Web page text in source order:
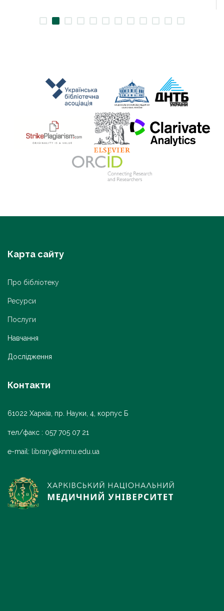
Карта сайту
Про бібліотеку
Ресурси
Послуги
Навчання
Дослідження
Контакти
61022 Харків, пр. Науки, 4, корпус Б
тел/факс : 057 705 07 21
e-mail: library@knmu.edu.ua